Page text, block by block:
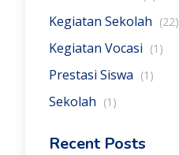
Kegiatan Sekolah (22)
Kegiatan Vocasi (1)
Prestasi Siswa (1)
Sekolah (1)
Recent Posts